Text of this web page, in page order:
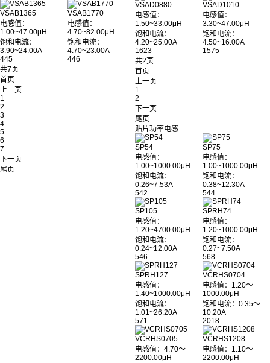
VSAB1365
电感值：
1.00~47.00μH
饱和电流：
3.90~24.00A
445
VSAB1770
电感值：
4.70~82.00μH
饱和电流：
4.70~23.00A
446
共7页
首页
上一页
1
2
3
4
5
6
7
下一页
尾页
VSAD0880
电感值：
1.50~33.00μH
饱和电流：
4.20~25.00A
1623
VSAD1010
电感值：
3.30~47.00μH
饱和电流：
4.50~16.00A
1575
共2页
首页
上一页
1
2
下一页
尾页
贴片功率电感
SP54
电感值：
1.00~1000.00μH
饱和电流：
0.26~7.53A
542
SP75
电感值：
1.00~1000.00μH
饱和电流：
0.38~12.30A
544
SP105
电感值：
1.20~4700.00μH
饱和电流：
0.24~12.00A
546
SPRH74
电感值：
1.20~1000.00μH
饱和电流：
0.27~7.50A
568
SPRH127
电感值：
1.40~1000.00μH
饱和电流：
1.01~26.20A
571
VCRHS0704
电感值：1.20～
1000.00μH
饱和电流：0.35～
10.20A
2018
VCRHS0705
电感值：4.70～
2200.00μH
VCRHS1208
电感值：1.10～
2200.00μH